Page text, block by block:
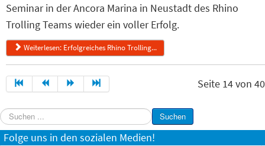
Seminar in der Ancora Marina in Neustadt des Rhino
Trolling Teams wieder ein voller Erfolg.
Weiterlesen: Erfolgreiches Rhino Trolling...
Seite 14 von 40
Suchen
...
Suchen
Folge uns in den sozialen Medien!